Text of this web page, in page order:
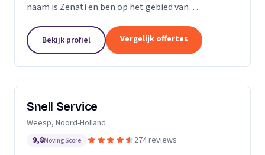
naam is Zenati en ben op het gebied van
meer dan 10 jaar ervaring, en geen probleem is voor
mij te...
Bekijk profiel Vergelijk offertes
Snell Service
Weesp, Noord-Holland
9,8Moving Score 274 reviews